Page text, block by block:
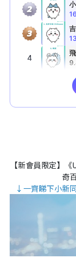
【新會員限定】
奇
↓一齊睇下小新